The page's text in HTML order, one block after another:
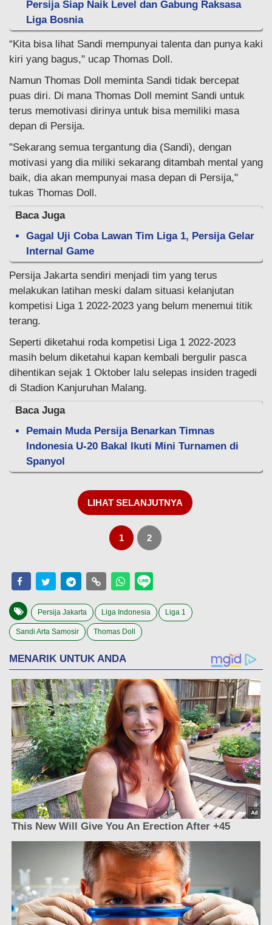
Persija Siap Naik Level dan Gabung Raksasa
Liga Bosnia
“Kita bisa lihat Sandi mempunyai talenta dan punya kaki
kiri yang bagus," ucap Thomas Doll.
Namun Thomas Doll meminta Sandi tidak bercepat
puas diri. Di mana Thomas Doll memint Sandi untuk
terus memotivasi dirinya untuk bisa memiliki masa
depan di Persija.
"Sekarang semua tergantung dia (Sandi), dengan
motivasi yang dia miliki sekarang ditambah mental yang
baik, dia akan mempunyai masa depan di Persija,"
tukas Thomas Doll.
Baca Juga
Gagal Uji Coba Lawan Tim Liga 1, Persija Gelar
Internal Game
Persija Jakarta sendiri menjadi tim yang terus
melakukan latihan meski dalam situasi kelanjutan
kompetisi Liga 1 2022-2023 yang belum menemui titik
terang.
Seperti diketahui roda kompetisi Liga 1 2022-2023
masih belum diketahui kapan kembali bergulir pasca
dihentikan sejak 1 Oktober lalu selepas insiden tragedi
di Stadion Kanjuruhan Malang.
Baca Juga
Pemain Muda Persija Benarkan Timnas
Indonesia U-20 Bakal Ikuti Mini Turnamen di
Spanyol
LIHAT SELANJUTNYA
1 2
Persija Jakarta Liga Indonesia Liga 1
Sandi Arta Samosir Thomas Doll